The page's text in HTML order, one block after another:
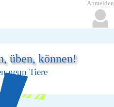
üben, können!
neun Tiere
Anmelden